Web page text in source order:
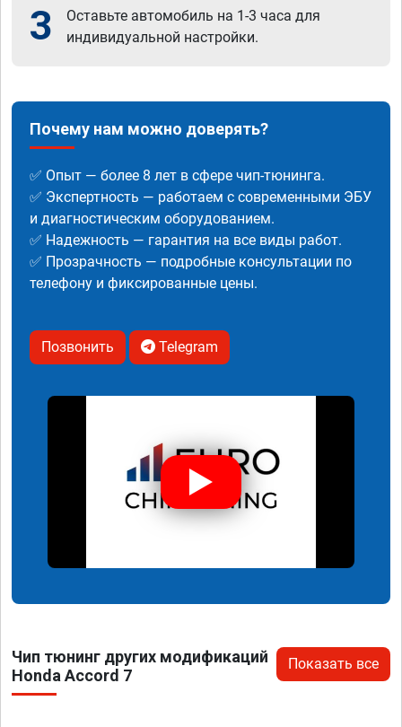
3
Оставьте автомобиль на 1-3 часа для
индивидуальной настройки.
Почему нам можно доверять?
✅ Опыт — более 8 лет в сфере чип-тюнинга.
✅ Экспертность — работаем с современными ЭБУ
и диагностическим оборудованием.
✅ Надежность — гарантия на все виды работ.
✅ Прозрачность — подробные консультации по
телефону и фиксированные цены.
Позвонить Telegram
Чип тюнинг других модификаций
Honda Accord 7
Показать все